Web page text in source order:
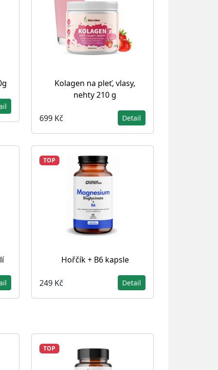
Kolagen na pleť, vlasy,
nehty 210 g
699 Kč Detail
TOP
Hořčík + B6 kapsle
249 Kč Detail
TOP